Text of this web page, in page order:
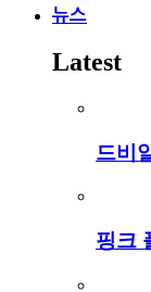
뉴스
Latest
드비
핑크